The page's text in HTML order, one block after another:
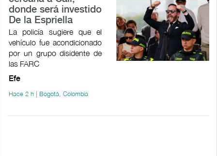
donde será investido
De la Espriella
La policía sugiere que el
vehículo fue acondicionado
por un grupo disidente de
las FARC
Efe
Hace 2 h | Bogotá, Colombia